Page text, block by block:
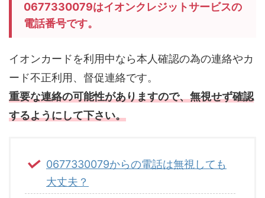
0677330079はイオンクレジットサービスの
電話番号です。
イオンカードを利用中なら本人確認の為の連絡やカ
ード不正利用、督促連絡です。
重要な連絡の可能性がありますので、無視せず確認
するようにして下さい。
0677330079からの電話は無視しても
大丈夫？